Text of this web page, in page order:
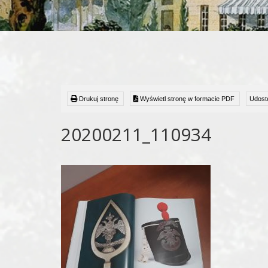
Drukuj stronę Wyświetl stronę w formacie PDF
20200211_110934